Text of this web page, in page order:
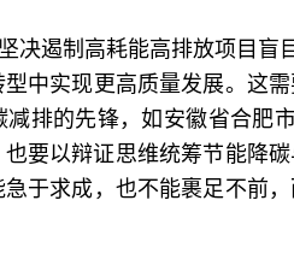
决遏制高耗能高排放项目
中实现更高质量发展。这
减排的先锋，如安徽省合
要以辩证思维统筹节能降
于求成，也不能裹足不前